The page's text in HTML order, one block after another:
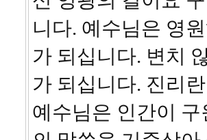
니다. 예수님은 영
가 되십니다. 변치
가 되십니다. 진리
예수님은 인간이